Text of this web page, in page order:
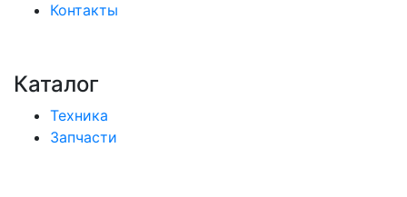
Контакты
Каталог
Техника
Запчасти